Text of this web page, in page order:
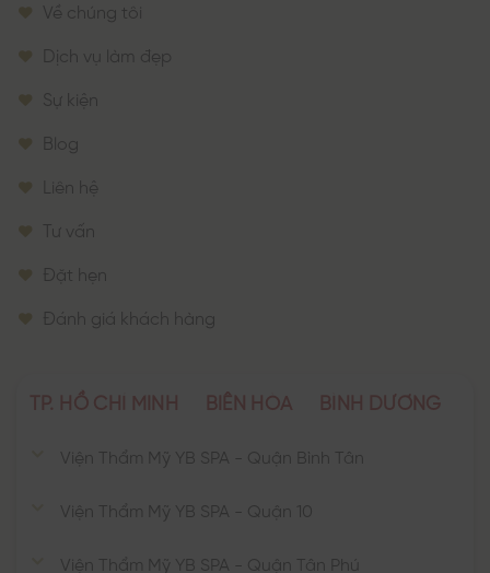
Về chúng tôi
Dịch vụ làm đẹp
Sự kiện
Blog
Liên hệ
Tư vấn
Đặt hẹn
Đánh giá khách hàng
TP. HỒ CHÍ MINH BIÊN HÒA BÌNH DƯƠNG
Viện Thẩm Mỹ YB SPA - Quận Bình Tân
Viện Thẩm Mỹ YB SPA - Quận 10
Viện Thẩm Mỹ YB SPA - Quận Tân Phú